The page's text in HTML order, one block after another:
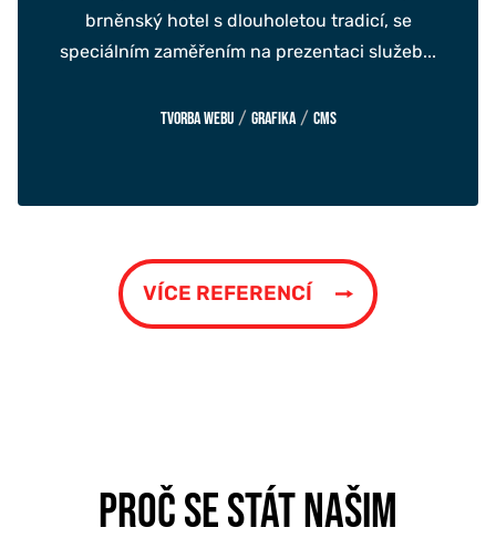
brněnský hotel s dlouholetou tradicí, se
speciálním zaměřením na prezentaci služeb...
Tvorba webu / Grafika / CMS
VÍCE REFERENCÍ
PROČ SE STÁT NAŠIM